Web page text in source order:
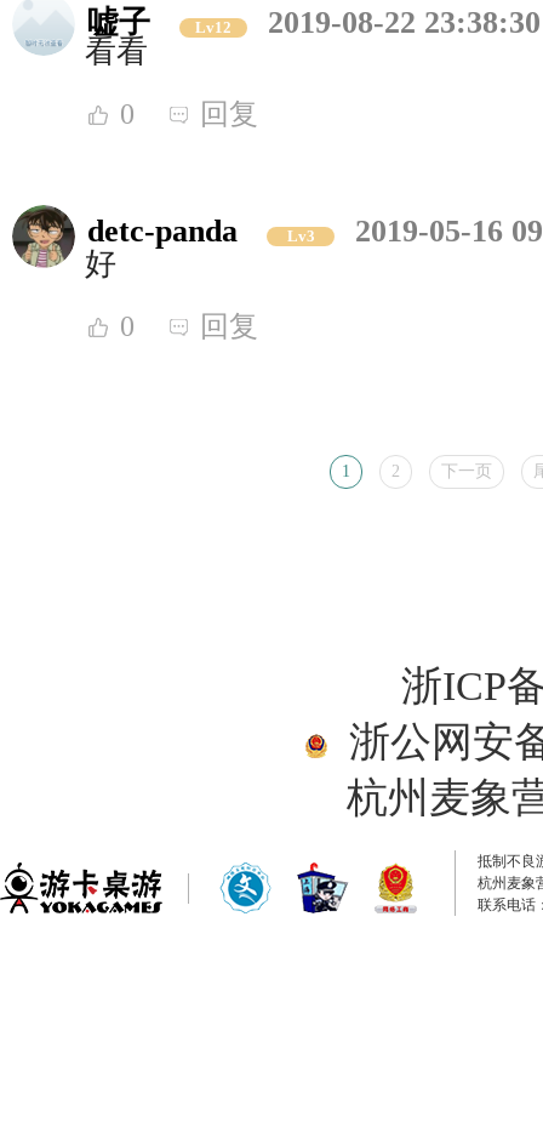
嘘子 Lv12
2019-08-22 23:38:30
看看
0 回复
detc-panda Lv3
2019-05-16
好
0 回复
1 2 下一页
浙ICP
浙公网安
杭州麦象
抵制不良
杭州麦象
联系电话